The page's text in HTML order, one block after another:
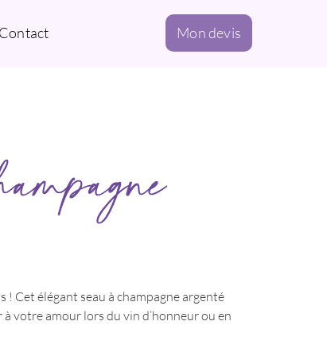
Contact Mon devis
! Cet élégant seau à champagne argenté
votre amour lors du vin d’honneur ou en